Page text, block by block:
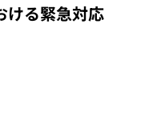
ける緊急対応